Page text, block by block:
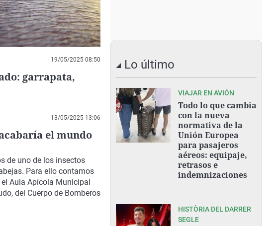
19/05/2025 08:50
garrapata,
13/05/2025 13:06
el mundo
de uno de los insectos
Para ello contamos
Aula Apícola Municipal
, del Cuerpo de Bomberos
Lo último
VIAJAR EN AVIÓN
Todo lo que cambia
con la nueva
normativa de la
Unión Europea
para pasajeros
aéreos: equipaje,
retrasos e
indemnizaciones
HISTÒRIA DEL DARRER
SEGLE